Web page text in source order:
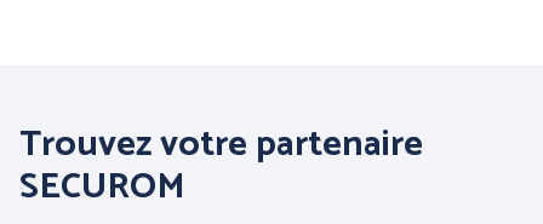
JUBA
Trouvez votre partenaire
SECUROM